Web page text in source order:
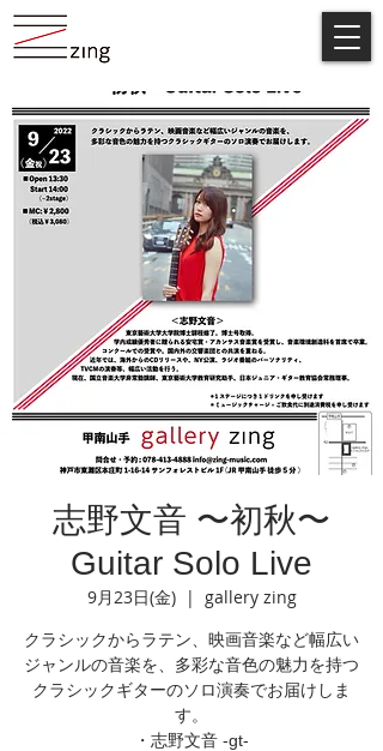
志野文音 〜初秋〜
Guitar Solo Live
9月23日(金)
  |
gallery zing
クラシックからラテン、映画音楽など幅広い
ジャンルの音楽を、多彩な音色の魅力を持つ
クラシックギターのソロ演奏でお届けしま
す。
・志野文音 -gt-